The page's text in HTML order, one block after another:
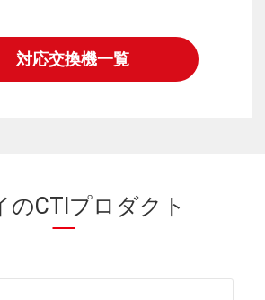
対応交換機一覧
のCTIプロダクト